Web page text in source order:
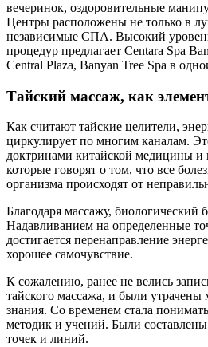
вечеринок, оздоровительные
Центры расположены не только в
независимые СПА. Высокий
процедур предлагает Сentara Spa
Central Plaza, Banyan Tree Spa в
Тайский массаж, как
Как считают тайские целители,
циркулирует по многим каналам.
доктринами китайской медицины
которые говорят о том, что все
организма происходят от
Благодаря массажу, биологический
Надавливанием на определенные
достигается перенаправление
хорошее самочувствие.
К сожалению, ранее не велись
тайского массажа, и были
знания. Со временем стала
методик и учений. Были
точек и линий.